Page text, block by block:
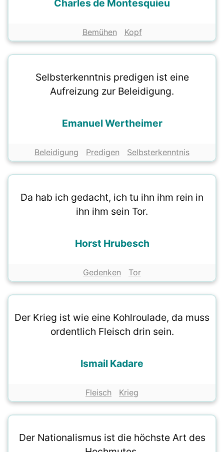
Charles de Montesquieu
Bemühen Kopf
Selbsterkenntnis predigen ist eine
Aufreizung zur Beleidigung.
Emanuel Wertheimer
Beleidigung Predigen Selbsterkenntnis
Da hab ich gedacht, ich tu ihn ihm rein in
ihn ihm sein Tor.
Horst Hrubesch
Gedenken Tor
Der Krieg ist wie eine Kohlroulade, da muss
ordentlich Fleisch drin sein.
Ismail Kadare
Fleisch Krieg
Der Nationalismus ist die höchste Art des